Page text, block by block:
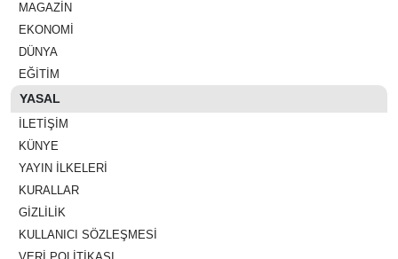
MAGAZIN
EKONOMI
DÜNYA
EĞITIM
YASAL
İLETIŞIM
KÜNYE
YAYIN İLKELERI
KURALLAR
GIZLILIK
KULLANICI SÖZLEŞMESI